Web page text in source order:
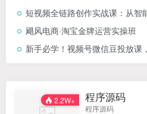
短视频全链路创作实战课：从智能工具认知到短
飓风电商·淘宝金牌运营实操班
新手必学！视频号微信豆投放课，5A 人群 + 预算分配
2.2W+ 程序源码
程序源码